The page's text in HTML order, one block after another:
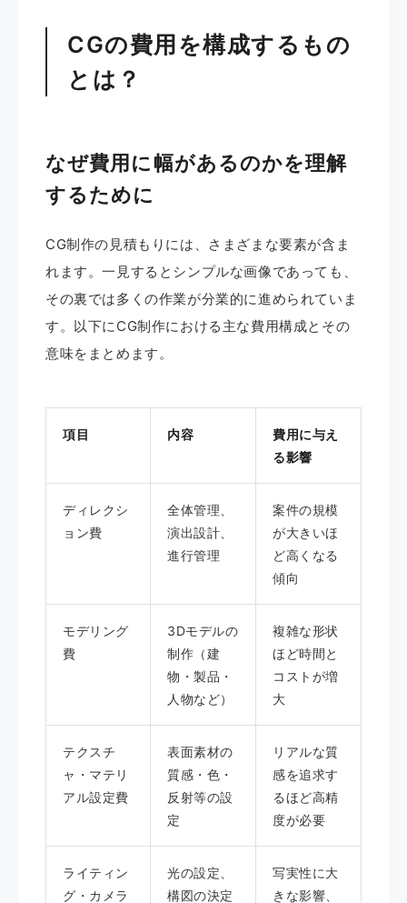
CGの費用を構成するもの
とは？
なぜ費用に幅があるのかを理解
するために
CG制作の見積もりには、さまざまな要素が含ま
れます。一見するとシンプルな画像であっても、
その裏では多くの作業が分業的に進められていま
す。以下にCG制作における主な費用構成とその
意味をまとめます。
項目 内容
費用に与え
る影響
ディレクシ
ョン費
全体管理、
演出設計、
進行管理
案件の規模
が大きいほ
ど高くなる
傾向
モデリング
費
3Dモデルの
制作（建
物・製品・
人物など）
複雑な形状
ほど時間と
コストが増
大
テクスチ
ャ・マテリ
アル設定費
表面素材の
質感・色・
反射等の設
定
リアルな質
感を追求す
るほど高精
度が必要
ライティン
グ・カメラ
光の設定、
構図の決定
写実性に大
きな影響、